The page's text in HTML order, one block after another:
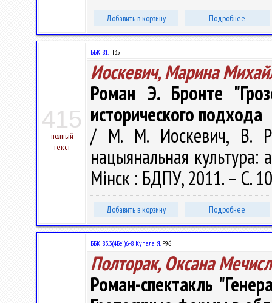
Добавить в корзину Подробнее
415
полный
текст
ББК 81.Н35
Иоскевич, Марина
Роман Э. Бронте
исторического подхода
/ М. М. Иоскевич, В. Р.
нацыянальная культура:
Мінск : БДПУ, 2011. – С.
Добавить в корзину Подробнее
ББК 83.3(4Беі)6-8 Купала Я.Р96
Полторак, Оксана
Роман-спектакль